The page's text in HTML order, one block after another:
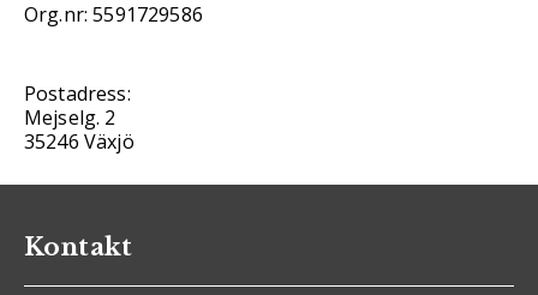
Org.nr: 5591729586
Postadress:
Mejselg. 2
35246 Växjö
Kontakt